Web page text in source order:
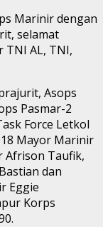
Marinir dengan
selamat
TNI AL, TNI,
Asops
Pasmar-2
Force Letkol
Mayor Marinir
Afrison Taufik,
dan
Eggie
Korps